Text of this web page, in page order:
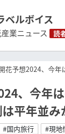
ベルボイス
業ニュース 読
花予想2024、今年
、今年
平年並み
#国内旅行 #現地